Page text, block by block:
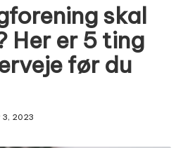
skal
Her er 5 ting
før du
3, 2023